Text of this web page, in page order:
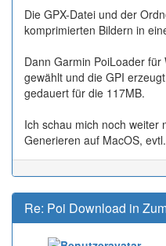
Die GPX-Datei und der
komprimierten Bildern in
Dann Garmin PoiLoader
gewählt und die GPI
gedauert für die 117MB.
Ich schau mich noch weiter
Generieren auf MacOS,
Re: Poi Download in